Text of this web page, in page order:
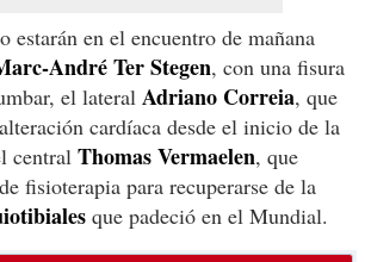
estarán en el encuentro de mañana
André Ter Stegen, con una fisura
el lateral Adriano Correia, que
cardíaca desde el inicio de la
central Thomas Vermaelen, que
fisioterapia para recuperarse de la
que padeció en el Mundial.